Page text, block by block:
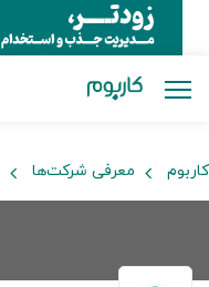
کاربوم معرفی شرکت‌ها